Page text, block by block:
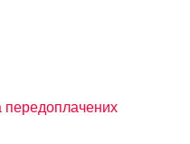
передоплачених